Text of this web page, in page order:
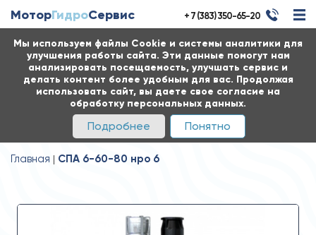
Мы используем файлы Cookie и системы аналитики для
улучшения работы сайта. Эти данные помогут нам
анализировать посещаемость, улучшать сервис и
делать контент более удобным для вас. Продолжая
использовать сайт, вы даете свое согласие на
обработку персональных данных.
Подробнее Понятно
МоторГидроСервис + 7 (383) 350-65-20
Главная СПА 6-60-80 нро 6